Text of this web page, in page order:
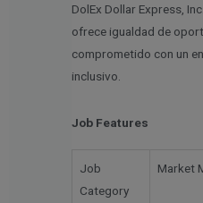
DolEx Dollar Express,
ofrece igualdad de
comprometido con un
inclusivo.
Job Features
Job
Category
Market